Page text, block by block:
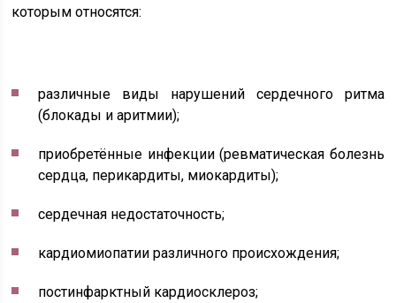
которым относятся:
различные виды нарушений сердечного ритма
(блокады и аритмии);
приобретённые инфекции (ревматическая болезнь
сердца, перикардиты, миокардиты);
сердечная недостаточность;
кардиомиопатии различного происхождения;
постинфарктный кардиосклероз;